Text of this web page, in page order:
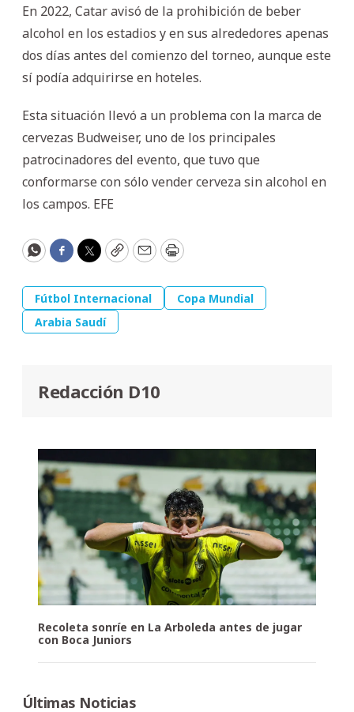
En 2022, Catar avisó de la prohibición de beber
alcohol en los estadios y en sus alrededores apenas
dos días antes del comienzo del torneo, aunque este
sí podía adquirirse en hoteles.
Esta situación llevó a un problema con la marca de
cervezas Budweiser, uno de los principales
patrocinadores del evento, que tuvo que
conformarse con sólo vender cerveza sin alcohol en
los campos. EFE
WhatsApp
Facebook
Twitter
CopyEmailPrint
Fútbol Internacional
Copa Mundial
Arabia Saudí
Redacción D10
Recoleta sonríe en La Arboleda antes de jugar
con Boca Juniors
Últimas Noticias